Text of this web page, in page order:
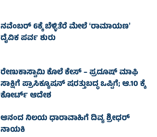
ನವೆಂಬರ್ 6ಕ್ಕೆ ಬೆಳ್ಳಿತೆರೆ ಮೇಲೆ ʻರಾಮಾಯಣʼ
ದೈವಿಕ ಪರ್ವ ಶುರು
ರೇಣುಕಾಸ್ವಾಮಿ ಕೊಲೆ ಕೇಸ್‌ – ಪ್ರದೂಷ್‌ ಮಾಫಿ
ಸಾಕ್ಷಿಗೆ ಪ್ರಾಸಿಕ್ಯೂಷನ್ ಷರತ್ತುಬದ್ಧ ಒಪ್ಪಿಗೆ; ಆ.10 ಕ್ಕೆ
ಕೋರ್ಟ್ ಆದೇಶ
ಆನಂದ ನಿಲಯ ಧಾರಾವಾಹಿಗೆ ದಿವ್ಯ ಶ್ರೀಧರ್
ನಾಯಕಿ